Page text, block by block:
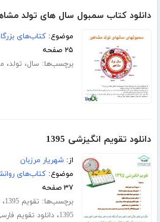
دانلود کتاب سمبول سال های تولد
موضوع:کتاب‌های
۲۵ صفحه
برچسب‌ها: سال، تولد،
دانلود تقویم انگیزشی 1395
از:شهریار مرزبان
موضوع:کتاب‌های
۳۷ صفحه
برچسب‌ها: تقویم 1395 ،
1395،دانلود تقویم فارسی